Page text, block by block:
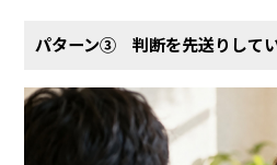
パターン③ 判断を先送りして